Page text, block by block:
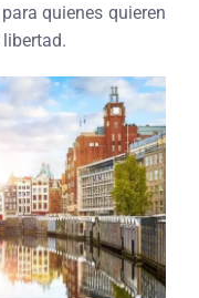
quienes quieren